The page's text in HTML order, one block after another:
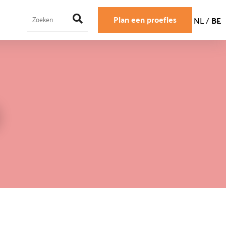
Plan een proefles NL/BE